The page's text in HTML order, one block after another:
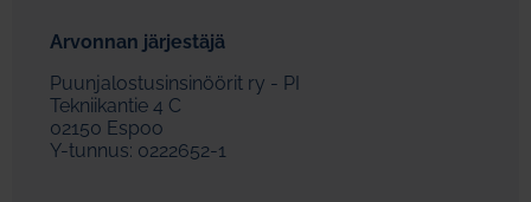
Arvonnan järjestäjä
Puunjalostusinsinöörit ry - PI
Tekniikantie 4 C
02150 Espoo
Y-tunnus: 0222652-1